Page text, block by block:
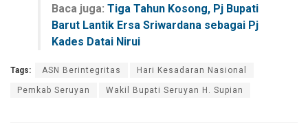
Baca juga: Tiga Tahun Kosong, Pj Bupati
Barut Lantik Ersa Sriwardana sebagai Pj
Kades Datai Nirui
Tags: ASN Berintegritas Hari Kesadaran Nasional
Pemkab Seruyan Wakil Bupati Seruyan H. Supian